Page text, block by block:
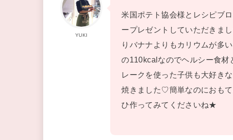
YUKI
米国ポテト協会様とレシピブ
ープレゼントしていただきま
りバナナよりもカリウムが多
の110kcalなのでヘルシー食
レークを使った子供も大好き
焼きました♡簡単なのにおも
ひ作ってみてくださいね★